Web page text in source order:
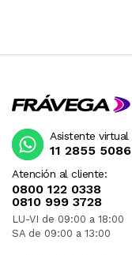
Atención al cliente:
0800 122 0338
0810 999 3728
LU-VI de 09:00 a 18:00
SA de 09:00 a 13:00
Asistente virtual
11 2855 5086